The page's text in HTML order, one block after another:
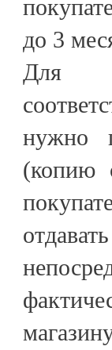
до 3
Для
нужно
(копию